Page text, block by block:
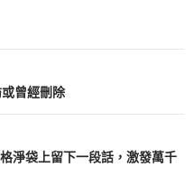
曾經刪除
淨袋上留下一段話，激發萬千